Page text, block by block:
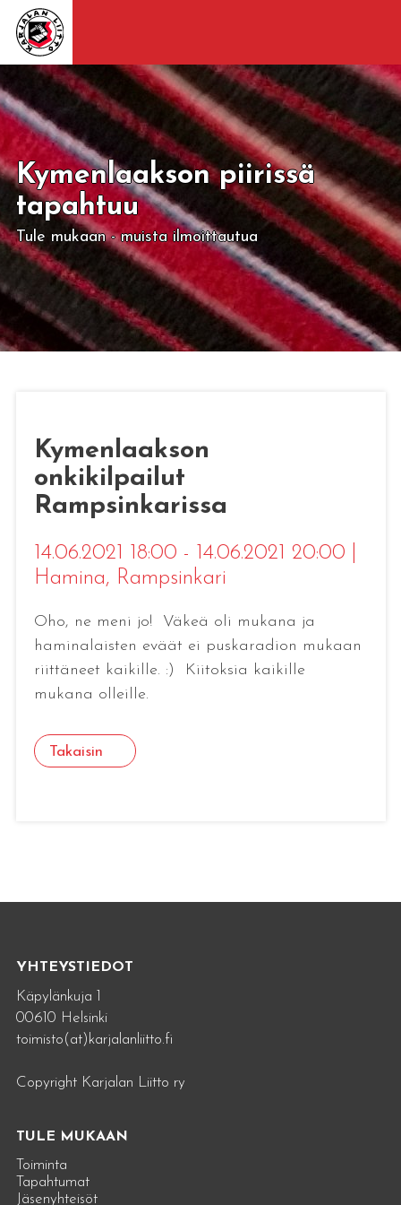
Kymenlaakson piirissä
tapahtuu
Tule mukaan - muista ilmoittautua
Kymenlaakson
onkikilpailut
Rampsinkarissa
14.06.2021 18:00 - 14.06.2021 20:00
Hamina, Rampsinkari
Oho, ne meni jo! Väkeä oli mukana ja
haminalaisten eväät ei puskaradion mukaan
riittäneet kaikille. :) Kiitoksia kaikille
mukana olleille.
Takaisin
YHTEYSTIEDOT
Käpylänkuja 1
00610 Helsinki
toimisto(at)karjalanliitto.fi
Copyright Karjalan Liitto ry
TULE MUKAAN
Toiminta
Tapahtumat
Jäsenyhteisöt